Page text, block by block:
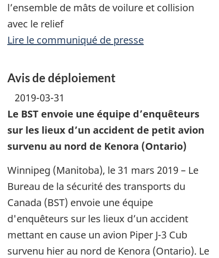
l’ensemble de mâts de voilure et collision
avec le relief
Lire le communiqué de presse
Avis de déploiement
2019-03-31
Le BST envoie une équipe d’enquêteurs
sur les lieux d’un accident de petit avion
survenu au nord de Kenora (Ontario)
Winnipeg (Manitoba), le 31 mars 2019 – Le
Bureau de la sécurité des transports du
Canada (BST) envoie une équipe
d'enquêteurs sur les lieux d’un accident
mettant en cause un avion Piper J-3 Cub
survenu hier au nord de Kenora (Ontario). Le